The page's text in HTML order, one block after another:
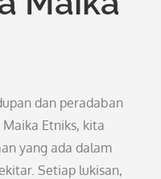
dan peradaban
Etniks, kita
yang ada dalam
Setiap lukisan,